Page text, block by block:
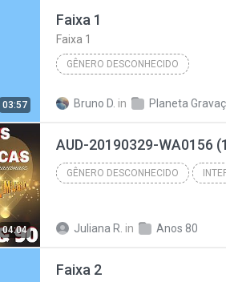
03:57
Faixa 1
Faixa 1
GÊNERO DESCONHECIDO
Bruno D. in
04:04
AUD-20190329-WA0156
GÊNERO DESCONHECIDO
Juliana R. in Anos 80
Faixa 2